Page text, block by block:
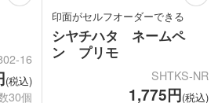
16
(税込)
30個
印面がセルフオーダーできる
シヤチハタ ネームペ
ン プリモ
SHTKS-NR
1,775円(税込)